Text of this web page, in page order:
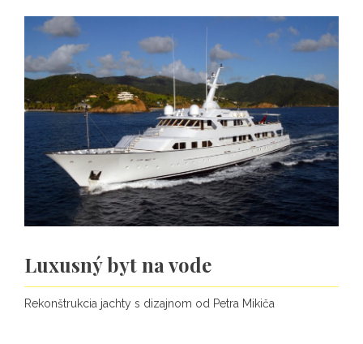
Luxusný byt na vode
Rekonštrukcia jachty s dizajnom od Petra Mikiča